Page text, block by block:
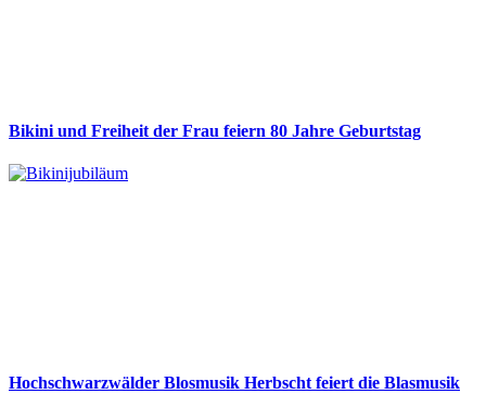
Bikini und Freiheit der Frau feiern 80 Jahre Geburtstag
Hochschwarzwälder Blosmusik Herbscht feiert die Blasmusik